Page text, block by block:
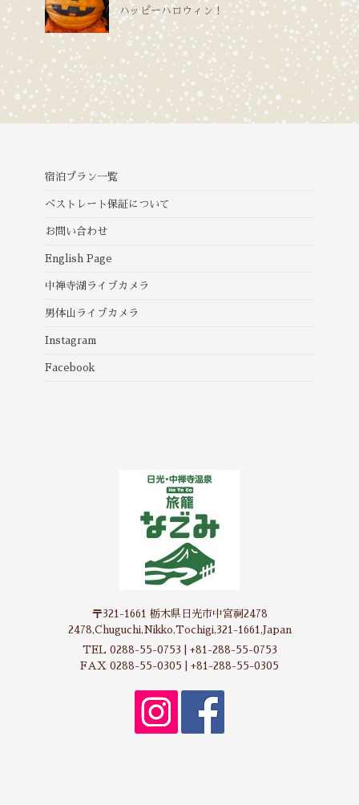
ハッピーハロウィン！
宿泊プラン一覧
ベストレート保証について
お問い合わせ
English Page
中禅寺湖ライブカメラ
男体山ライブカメラ
Instagram
Facebook
〒321-1661 栃木県日光市中宮祠2478
2478,Chuguchi,Nikko,Tochigi,321-1661,Japan
TEL 0288-55-0753 | +81-288-55-0753
FAX 0288-55-0305 | +81-288-55-0305